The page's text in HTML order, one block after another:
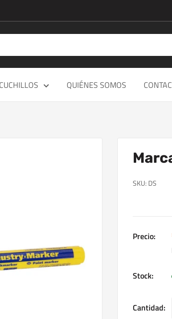
CUCHILLOS QUIÉNES SOMOS
SKU: DS
Precio:
Stock:
Cantidad: